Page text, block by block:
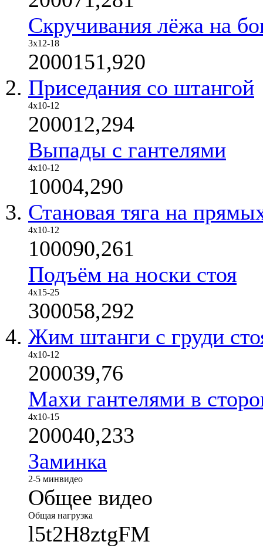
Скручивания лёжа на
3х12-18
2000151,920
Приседания со штангой
4х10-12
200012,294
Выпады с гантелями
4х10-12
10004,290
Становая тяга на
4x10-12
100090,261
Подъём на носки стоя
4x15-25
300058,292
Жим штанги с груди
4x10-12
200039,76
Махи гантелями в
4x10-15
200040,233
Заминка
2-5 минвидео
Общее видео
Общая нагрузка
l5t2H8ztgFM